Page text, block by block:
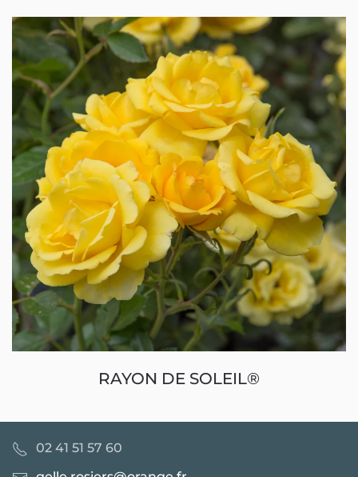
RAYON DE SOLEIL®
02 41 51 57 60